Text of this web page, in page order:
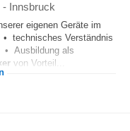
- Innsbruck
eigenen Geräte im
technisches Verständnis
• Ausbildung als
von Vorteil...